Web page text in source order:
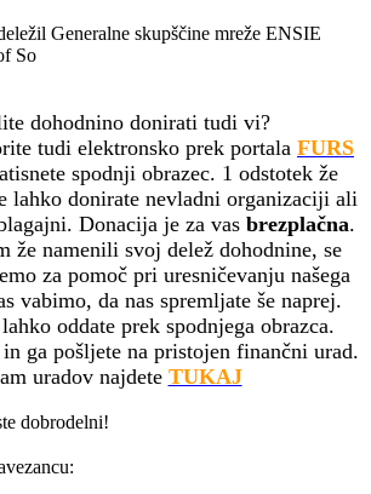
Generalne skupščine mreže ENSIE
So
dohodnino donirati tudi vi?
tudi elektronsko prek portala FURS
spodnji obrazec. 1 odstotek že
lahko donirate nevladni organizaciji ali
Donacija je za vas brezplačna.
že namenili svoj delež dohodnine, se
za pomoč pri uresničevanju našega
vabimo, da nas spremljate še naprej.
oddate prek spodnjega obrazca.
in ga pošljete na pristojen finančni urad.
uradov najdete TUKAJ
dobrodelni!